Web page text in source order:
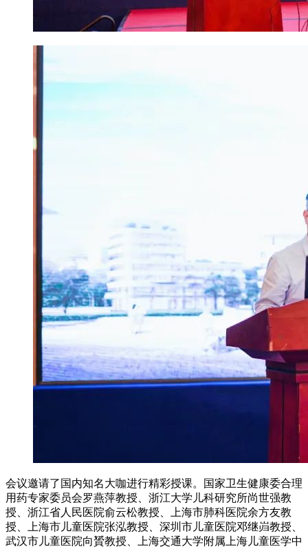
会议邀请了国内知名大咖进行精彩授课。国家卫生健康委合理
用药专家委员会罗燕萍教授、浙江大学儿科研究所尚世强教
授、浙江省人民医院俞云松教授、上海市肺科医院余方友教
授、上海市儿童医院张泓教授、深圳市儿童医院邓继岿教授、
武汉市儿童医院向贇教授、上海交通大学附属上海儿童医学中